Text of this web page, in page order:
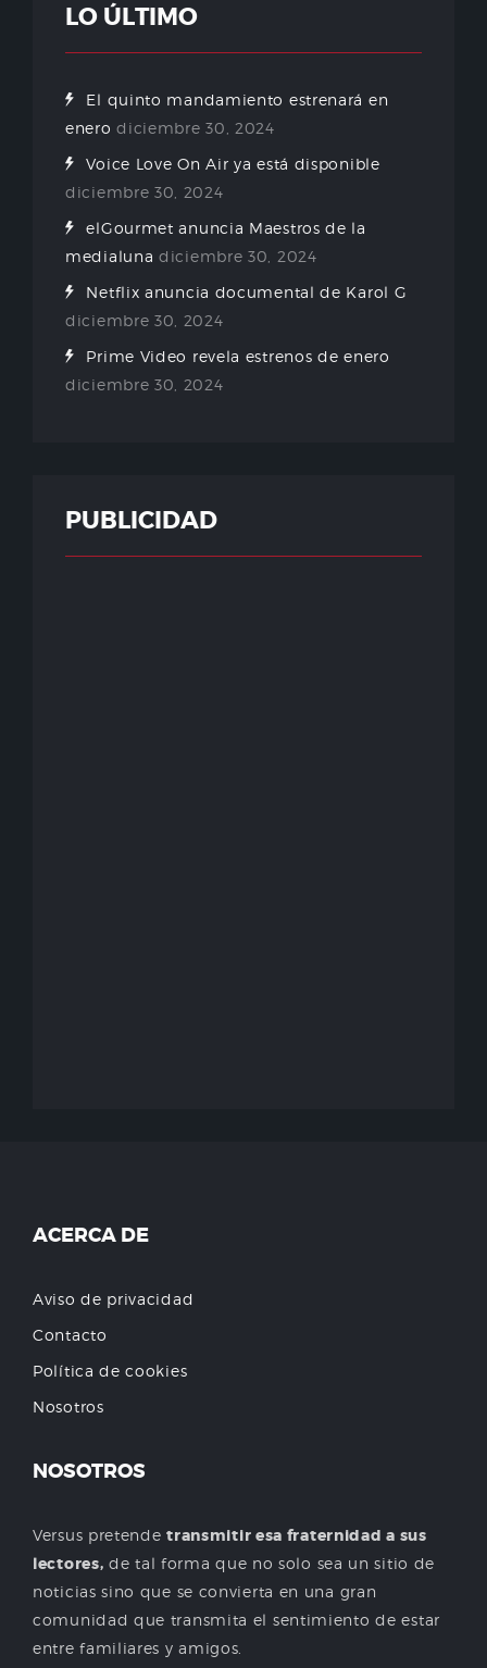
LO ÚLTIMO
El quinto mandamiento estrenará en
enero diciembre 30, 2024
Voice Love On Air ya está disponible
diciembre 30, 2024
elGourmet anuncia Maestros de la
medialuna diciembre 30, 2024
Netflix anuncia documental de Karol G
diciembre 30, 2024
Prime Video revela estrenos de enero
diciembre 30, 2024
PUBLICIDAD
ACERCA DE
Aviso de privacidad
Contacto
Política de cookies
Nosotros
NOSOTROS
Versus pretendetransmitir esa fraternidad a sus
lectores, de tal forma que no solo sea un sitio de
noticias sino que se convierta en una gran
comunidad que transmita el sentimiento de estar
entre familiares y amigos.